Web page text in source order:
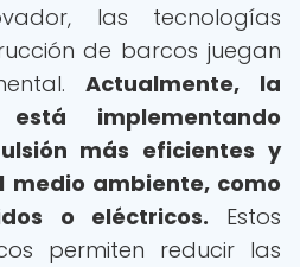
las tecnologías
de barcos juegan
Actualmente, la
implementando
más eficientes y
medio ambiente, como
o eléctricos. Estos
permiten reducir las